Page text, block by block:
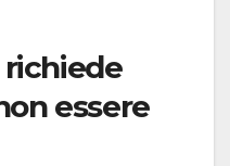
richiede
essere